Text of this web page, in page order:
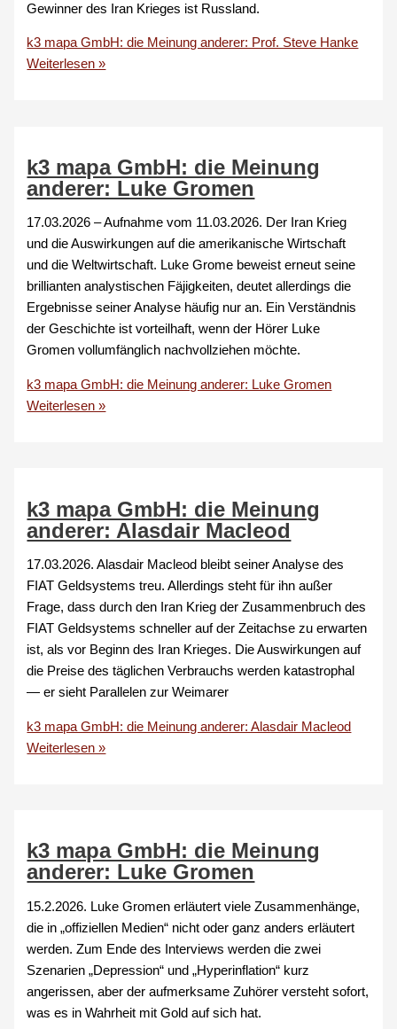
Gewinner des Iran Krieges ist Russland.
k3 mapa GmbH: die Meinung anderer: Prof. Steve Hanke
Weiterlesen »
k3 mapa GmbH: die Meinung
anderer: Luke Gromen
17.03.2026 – Aufnahme vom 11.03.2026. Der Iran Krieg
und die Auswirkungen auf die amerikanische Wirtschaft
und die Weltwirtschaft. Luke Grome beweist erneut seine
brillianten analystischen Fäjigkeiten, deutet allerdings die
Ergebnisse seiner Analyse häufig nur an. Ein Verständnis
der Geschichte ist vorteilhaft, wenn der Hörer Luke
Gromen vollumfänglich nachvollziehen möchte.
k3 mapa GmbH: die Meinung anderer: Luke Gromen
Weiterlesen »
k3 mapa GmbH: die Meinung
anderer: Alasdair Macleod
17.03.2026. Alasdair Macleod bleibt seiner Analyse des
FIAT Geldsystems treu. Allerdings steht für ihn außer
Frage, dass durch den Iran Krieg der Zusammenbruch des
FIAT Geldsystems schneller auf der Zeitachse zu erwarten
ist, als vor Beginn des Iran Krieges. Die Auswirkungen auf
die Preise des täglichen Verbrauchs werden katastrophal
— er sieht Parallelen zur Weimarer
k3 mapa GmbH: die Meinung anderer: Alasdair Macleod
Weiterlesen »
k3 mapa GmbH: die Meinung
anderer: Luke Gromen
15.2.2026. Luke Gromen erläutert viele Zusammenhänge,
die in „offiziellen Medien“ nicht oder ganz anders erläutert
werden. Zum Ende des Interviews werden die zwei
Szenarien „Depression“ und „Hyperinflation“ kurz
angerissen, aber der aufmerksame Zuhörer versteht sofort,
was es in Wahrheit mit Gold auf sich hat.